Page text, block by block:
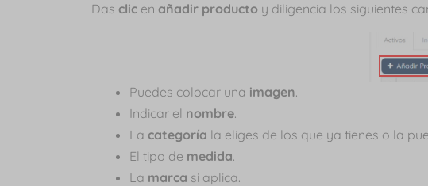
Das clic en añadir producto y diligencia los siguientes
Puedes colocar una imagen.
Indicar el nombre.
La categoría la eliges de los que ya tienes o la
El tipo de medida.
La marca si aplica.